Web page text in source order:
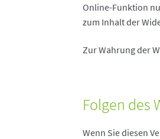
Online-Funktion
zum Inhalt der
Zur Wahrung der
Folgen des
Wenn Sie diesen